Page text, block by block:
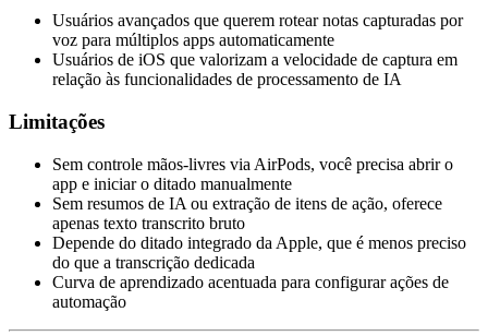
Usuários avançados que querem rotear notas capturadas por
voz para múltiplos apps automaticamente
Usuários de iOS que valorizam a velocidade de captura em
relação às funcionalidades de processamento de IA
Limitações
Sem controle mãos-livres via AirPods, você precisa abrir o
app e iniciar o ditado manualmente
Sem resumos de IA ou extração de itens de ação, oferece
apenas texto transcrito bruto
Depende do ditado integrado da Apple, que é menos preciso
do que a transcrição dedicada
Curva de aprendizado acentuada para configurar ações de
automação